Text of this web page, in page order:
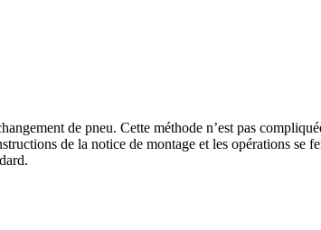
de pneu. Cette méthode n’est pas
de la notice de montage et les opérations se